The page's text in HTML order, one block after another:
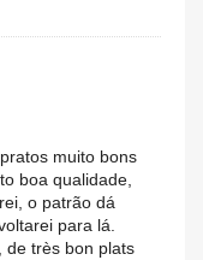
muito bons
boa qualidade,
o patrão dá
para lá.
de très bon plats